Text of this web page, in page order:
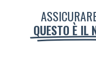
QUESTO È IL